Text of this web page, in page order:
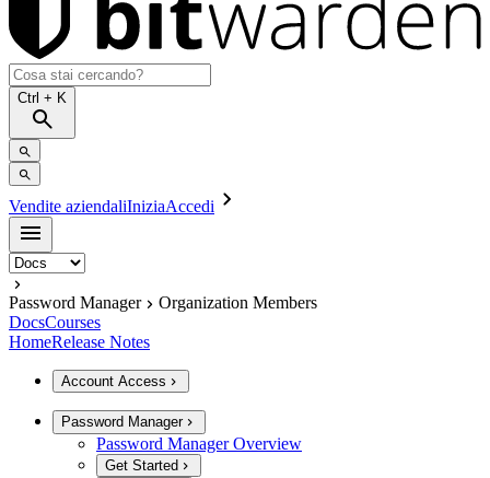
Ctrl + K
Vendite aziendaliIniziaAccedi
Password Manager
Organization Members
DocsCourses
HomeRelease Notes
Account Access
Password Manager
Password Manager Overview
Get Started